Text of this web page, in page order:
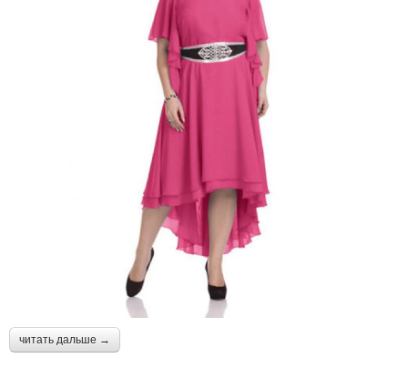
читать дальше →